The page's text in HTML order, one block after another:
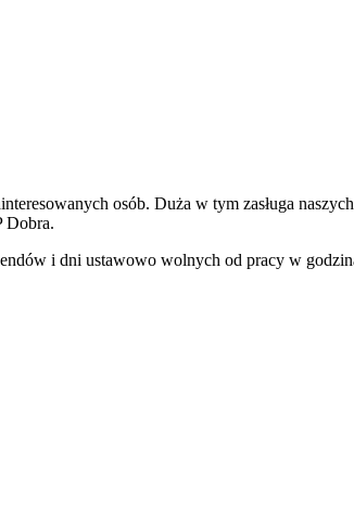
osób. Duża w tym zasługa
Dobra.
i dni ustawowo wolnych od pracy w